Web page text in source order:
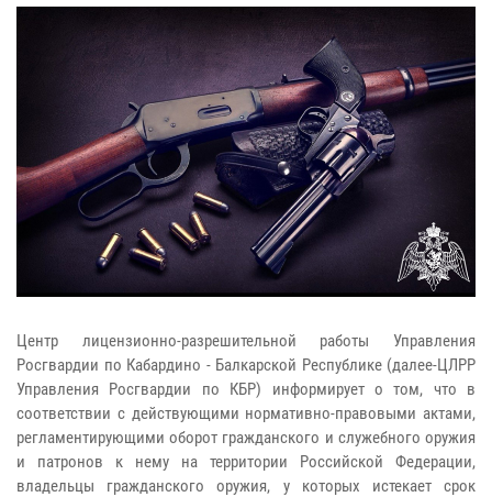
Центр лицензионно-разрешительной работы Управления
Росгвардии по Кабардино - Балкарской Республике (далее-ЦЛРР
Управления Росгвардии по КБР) информирует о том, что в
соответствии с действующими нормативно-правовыми актами,
регламентирующими оборот гражданского и служебного оружия
и патронов к нему на территории Российской Федерации,
владельцы гражданского оружия, у которых истекает срок